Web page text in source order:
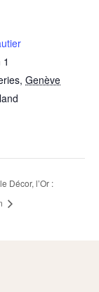
, Genève
Décor, l’Or :